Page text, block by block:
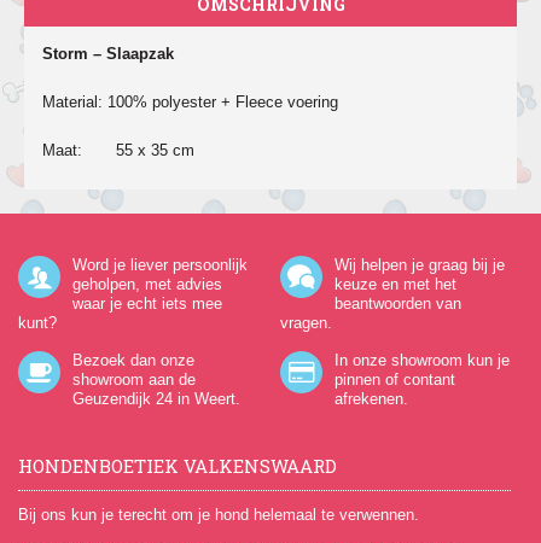
Storm – Slaapzak
Material: 100% polyester + Fleece voering
Maat: 55 x 35 cm
Word je liever persoonlijk
geholpen, met advies
waar je echt iets mee
kunt?
Wij helpen je graag bij je
keuze en met het
beantwoorden van
vragen.
Bezoek dan onze
showroom aan de
Geuzendijk 24 in Weert.
In onze showroom kun je
pinnen of contant
afrekenen.
HONDENBOETIEK VALKENSWAARD
Bij ons kun je terecht om je hond helemaal te verwennen.